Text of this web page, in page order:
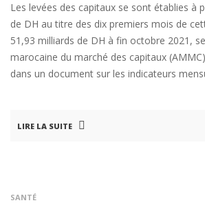
Les levées des capitaux se sont établies à
de DH au titre des dix premiers mois de
51,93 milliards de DH à fin octobre 2021,
marocaine du marché des capitaux
dans un document sur les indicateurs
LIRE LA SUITE
SANTÉ